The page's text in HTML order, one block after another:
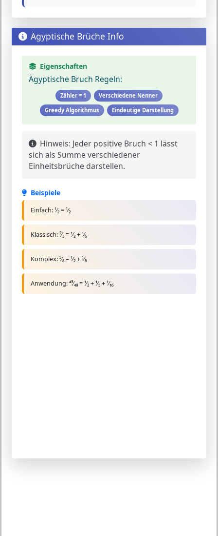
Ägyptische Brüche Info
Eigenschaften
Ägyptische Bruch Regeln:
Zähler = 1
Verschiedene Nenner
Greedy Algorithmus
Eindeutige Darstellung
Hinweis: Jeder positive Bruch < 1 lässt
sich als Summe verschiedener
Einheitsbrüche darstellen.
Beispiele
Einfach:¹⁄₂ = ¹⁄₂
Klassisch:²⁄₃ = ¹⁄₂ + ¹⁄₆
Komplex:⁵⁄₈ = ¹⁄₂ + ¹⁄₈
Anwendung:⁴³⁄₄₈ = ¹⁄₂ + ¹⁄₃ + ¹⁄₁₆